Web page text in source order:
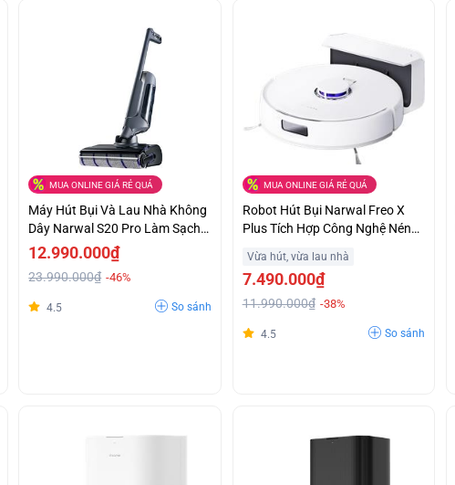
MUA ONLINE GIÁ RẺ QUÁ
Máy Hút Bụi Và Lau Nhà Không
Dây Narwal S20 Pro Làm Sạch
Vết Bẩn Cứng Đầu Giá Ưu Đãi
12.990.000₫
23.990.000₫ -46%
4.5 So sánh
MUA ONLINE GIÁ RẺ QUÁ
Robot Hút Bụi Narwal Freo X
Plus Tích Hợp Công Nghệ Nén
Vừa hút, vừa lau nhà
7.490.000₫
11.990.000₫ -38%
4.5 So sánh